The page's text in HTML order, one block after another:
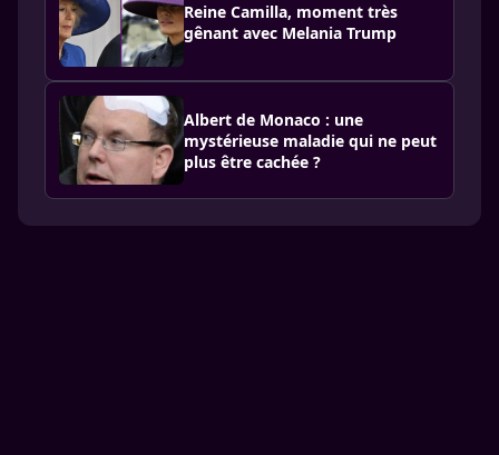
Reine Camilla, moment très
gênant avec Melania Trump
Albert de Monaco : une
mystérieuse maladie qui ne peut
plus être cachée ?